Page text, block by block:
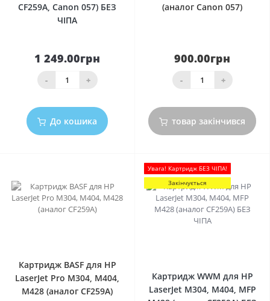
CF259A, Canon 057) БЕЗ
ЧІПА
1 249.00грн
- +
До кошика
(аналог Canon 057)
900.00грн
- +
товар закінчився
Картридж BASF для HP
LaserJet Pro M304, M404,
M428 (аналог CF259A)
Увага! Картридж БЕЗ ЧІПА!
Закінчується
Картридж WWM для HP
LaserJet M304, M404, MFP